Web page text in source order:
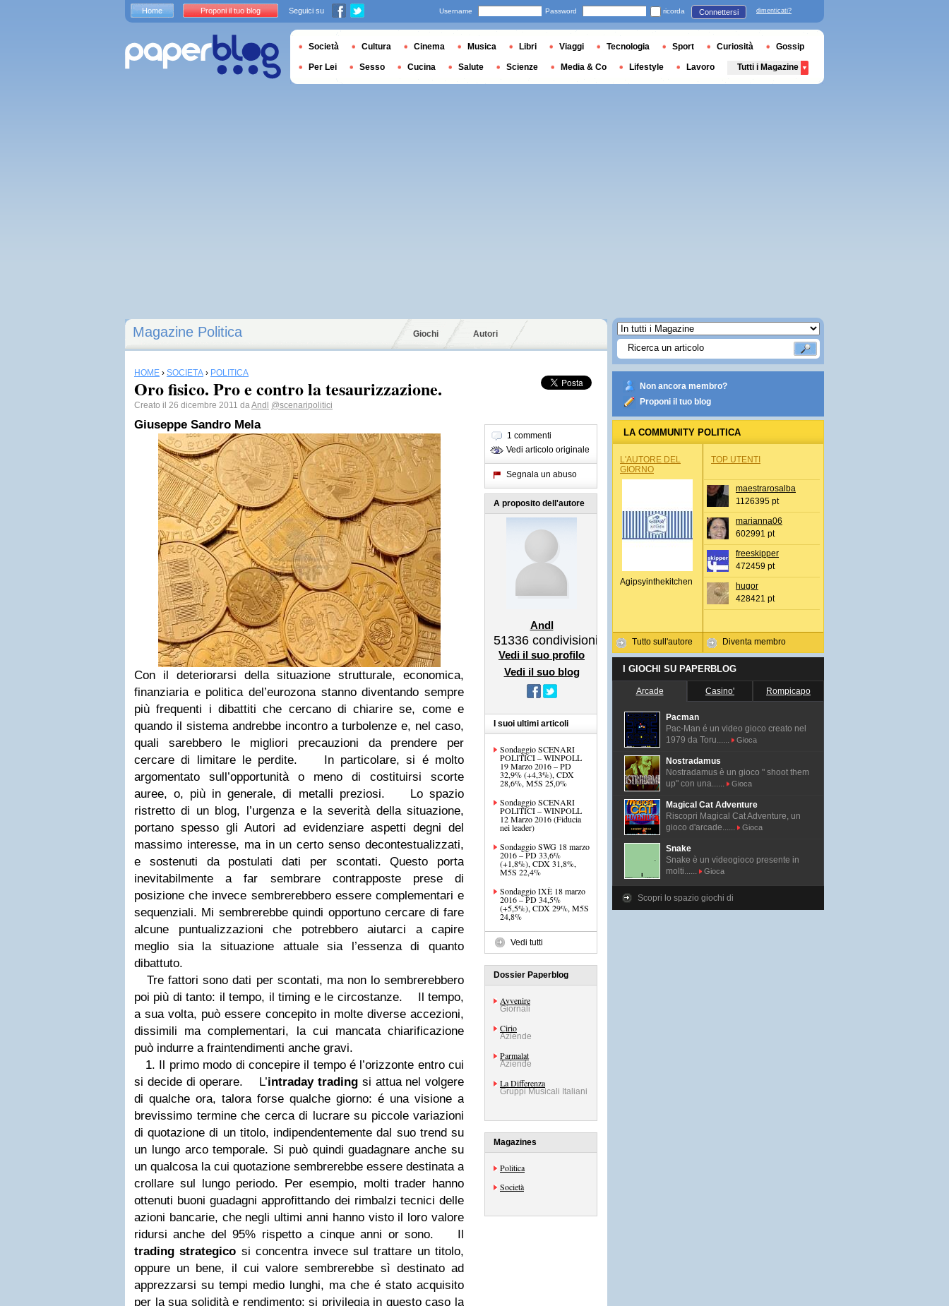
Magazine Politica Giochi Autori
HOME › SOCIETÀ › POLITICA
Oro fisico. Pro e contro la tesaurizzazione.
Creato il 26 dicembre 2011 daAndl @scenaripolitici
Giuseppe Sandro Mela
Con il deteriorarsi della situazione strutturale, economica,
finanziaria e politica del’eurozona stanno diventando sempre
più frequenti i dibattiti che cercano di chiarire se, come e
quando il sistema andrebbe incontro a turbolenze e, nel caso,
quali sarebbero le migliori precauzioni da prendere per
cercare di limitare le perdite.
In particolare, si é molto
argomentato sull’opportunità o meno di costituirsi scorte
auree, o, più in generale, di metalli preziosi.
Lo spazio
ristretto di un blog, l’urgenza e la severità della situazione,
portano spesso gli Autori ad evidenziare aspetti degni del
massimo interesse, ma in un certo senso decontestualizzati,
e sostenuti da postulati dati per scontati. Questo porta
inevitabilmente a far sembrare contrapposte prese di
posizione che invece sembrerebbero essere complementari e
sequenziali. Mi sembrerebbe quindi opportuno cercare di fare
alcune puntualizzazioni che potrebbero aiutarci a capire
meglio sia la situazione attuale sia l’essenza di quanto
dibattuto.
Tre fattori sono dati per scontati, ma non lo sembrerebbero
poi più di tanto: il tempo, il timing e le circostanze.
Il tempo,
a sua volta, può essere concepito in molte diverse accezioni,
dissimili ma complementari, la cui mancata chiarificazione
può indurre a fraintendimenti anche gravi.
1. Il primo modo di concepire il tempo é l’orizzonte entro cui
si decide di operare.
L’intraday trading si attua nel volgere
di qualche ora, talora forse qualche giorno: é una visione a
brevissimo termine che cerca di lucrare su piccole variazioni
di quotazione di un titolo, indipendentemente dal suo trend su
un lungo arco temporale. Si può quindi guadagnare anche su
un qualcosa la cui quotazione sembrerebbe essere destinata a
crollare sul lungo periodo. Per esempio, molti trader hanno
ottenuti buoni guadagni approfittando dei rimbalzi tecnici delle
azioni bancarie, che negli ultimi anni hanno visto il loro valore
ridursi anche del 95% rispetto a cinque anni or sono.
Il
trading strategico si concentra invece sul trattare un titolo,
oppure un bene, il cui valore sembrerebbe sì destinato ad
apprezzarsi su tempi medio lunghi, ma che é stato acquisito
per la sua solidità e rendimento: si privilegia in questo caso la
1 commenti
Vedi articolo originale
Segnala un abuso
A proposito dell'autore
Andl
51336 condivisioni
Vedi il suo profilo
Vedi il suo blog
I suoi ultimi articoli
Sondaggio SCENARI
POLITICI – WINPOLL
19 Marzo 2016 – PD
32,9% (+4,3%), CDX
28,6%, M5S 25,0%
Sondaggio SCENARI
POLITICI – WINPOLL
12 Marzo 2016 (Fiducia
nei leader)
Sondaggio SWG 18 marzo
2016 – PD 33,6%
(+1,8%), CDX 31,8%,
M5S 22,4%
Sondaggio IXÈ 18 marzo
2016 – PD 34,5%
(+5,5%), CDX 29%, M5S
24,8%
Vedi tutti
Dossier Paperblog
Avvenire
Giornali
Cirio
Aziende
Parmalat
Aziende
La Differenza
Gruppi Musicali Italiani
Magazines
Politica
Società
Non ancora membro?
Proponi il tuo blog
LA COMMUNITY POLITICA
L'AUTORE DEL
GIORNO
Agipsyinthekitchen
Tutto sull'autore
TOP UTENTI
maestrarosalba
1126395 pt
marianna06
602991 pt
freeskipper
472459 pt
hugor
428421 pt
Diventa membro
I GIOCHI SU PAPERBLOG
Arcade Casino' Rompicapo
Pacman
Pac-Man é un video gioco creato nel
1979 da Toru......
Gioca
Nostradamus
Nostradamus è un gioco " shoot them
up" con una......
Gioca
Magical Cat Adventure
Riscopri Magical Cat Adventure, un
gioco d'arcade......
Gioca
Snake
Snake è un videogioco presente in
molti......
Gioca
Scopri lo spazio giochi di
Home Proponi il tuo blog Seguici su Username Password ricorda Connettersi dimenticati?
Società Cultura Cinema Musica Libri Viaggi Tecnologia Sport Curiosità Gossip
Per Lei Sesso Cucina Salute Scienze Media & Co Lifestyle Lavoro Tutti i Magazine